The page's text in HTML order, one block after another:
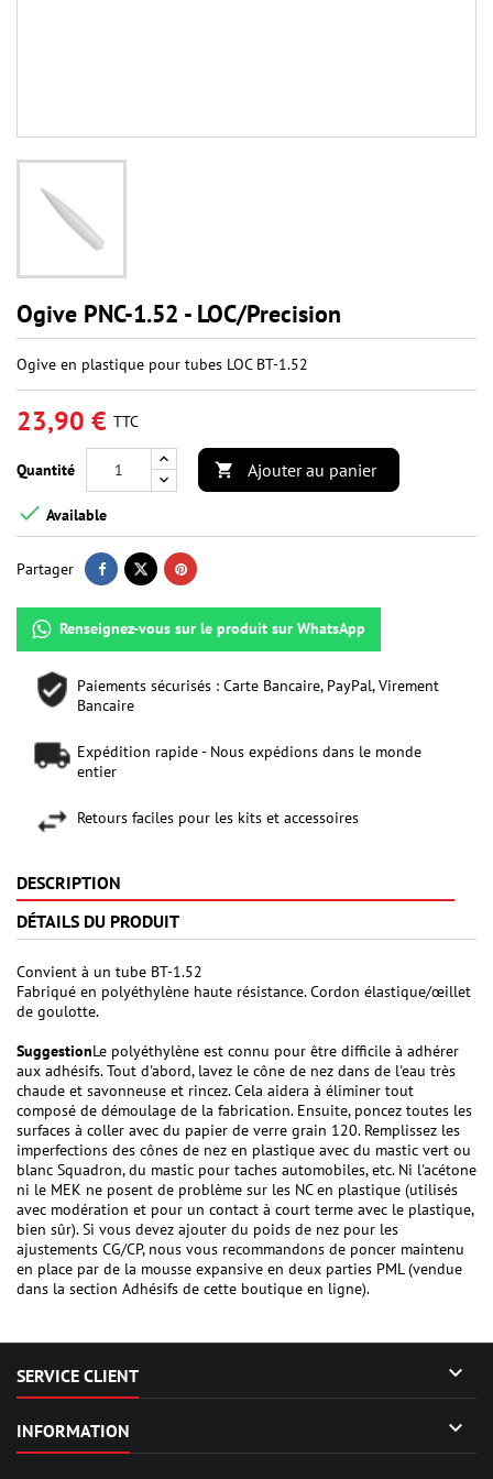
Ogive PNC-1.52 - LOC/Precision
Ogive en plastique pour tubes LOC BT-1.52
23,90 € TTC
Quantité  Ajouter au panier
 Available
Partager
Renseignez-vous sur le produit sur WhatsApp
Paiements sécurisés : Carte Bancaire, PayPal, Virement
Bancaire
Expédition rapide - Nous expédions dans le monde
entier
Retours faciles pour les kits et accessoires
DESCRIPTION
DÉTAILS DU PRODUIT
Convient à un tube BT-1.52
Fabriqué en polyéthylène haute résistance. Cordon élastique/œillet
de goulotte.
SuggestionLe polyéthylène est connu pour être difficile à adhérer
aux adhésifs. Tout d'abord, lavez le cône de nez dans de l'eau très
chaude et savonneuse et rincez. Cela aidera à éliminer tout
composé de démoulage de la fabrication. Ensuite, poncez toutes les
surfaces à coller avec du papier de verre grain 120. Remplissez les
imperfections des cônes de nez en plastique avec du mastic vert ou
blanc Squadron, du mastic pour taches automobiles, etc. Ni l'acétone
ni le MEK ne posent de problème sur les NC en plastique (utilisés
avec modération et pour un contact à court terme avec le plastique,
bien sûr). Si vous devez ajouter du poids de nez pour les
ajustements CG/CP, nous vous recommandons de poncer maintenu
en place par de la mousse expansive en deux parties PML (vendue
dans la section Adhésifs de cette boutique en ligne).
SERVICE CLIENT 
INFORMATION 